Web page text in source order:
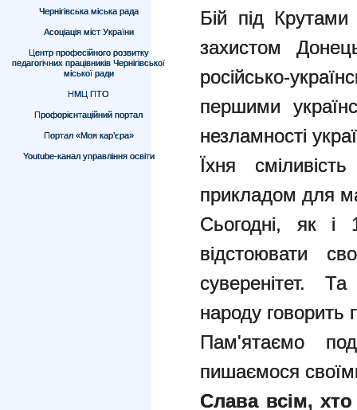
Чернігівська міська рада
Асоціація міст України
Центр професійного розвитку
педагогічних працівників Чернігівської
міської ради
НМЦ ПТО
Профорієнтаційний портал
Портал «Моя кар’єра»
Youtube-канал управління освіти
Бій під
захистом
російсько-
першими
незламності
Їхня
прикладом для
Сьогодні, як і
відстоювати
суверенітет.
народу говорить
Пам'ятаємо
пишаємося
Слава всім, хто